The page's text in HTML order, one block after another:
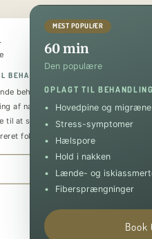
BEHANDLING AF
behandling
af nakke og skuldre
til at sænke stressniveauet
fokus på specifik skade
Book 30 min
MEST POPULÆR
60 min
Den populære
OPLAGT TIL
Hovedpine og migræne
Stress-symptomer
Hælspore
Hold i nakken
Lænde- og
Fibersprængninger
Book